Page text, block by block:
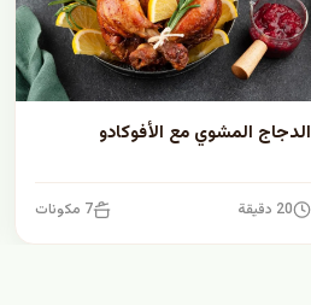
الدجاج المشوي مع الأفوكادو
20 دقيقة 7 مكونات